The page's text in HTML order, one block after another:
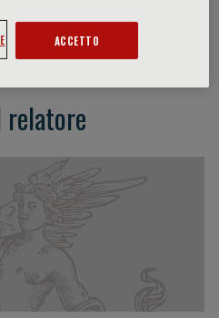
relatore
ACCETTO